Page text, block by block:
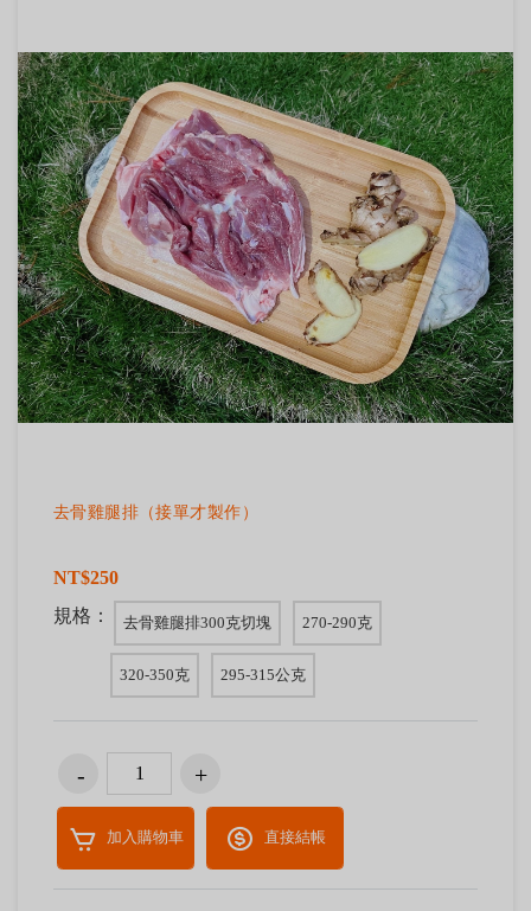
去骨雞腿排（接單才製作）
NT$250
規格：
去骨雞腿排300克切塊 270-290克
320-350克 295-315公克
加入購物車 直接結帳